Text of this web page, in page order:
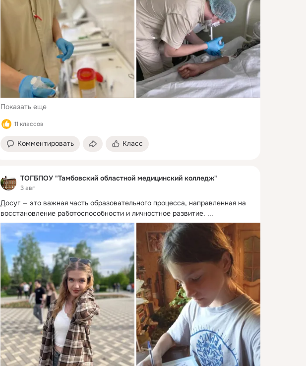
Показать еще
11 классов
Комментировать Класс
ТОГБПОУ "Тамбовский областной медицинский колледж"
3 авг
Досуг — это важная часть образовательного процесса, направленная на
восстановление работоспособности и личностное развитие. ...